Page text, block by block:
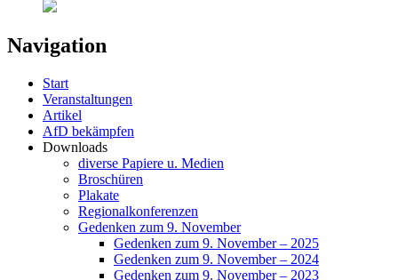
Navigation
Start
Veranstaltungen
Artikel
AfD bekämpfen
Downloads
diverse Papiere u. Medien
Broschüren
Plakate
Regionalkonferenzen
Gedenken zum 9. November
Gedenken zum 9. November – 2025
Gedenken zum 9. November – 2024
Gedenken zum 9. November – 2023